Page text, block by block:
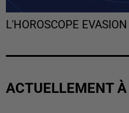
L'HOROSCOPE EVASION
ACTUELLEMENT À